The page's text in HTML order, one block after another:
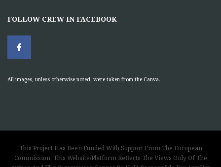
FOLLOW CREW IN FACEBOOK
All images, unless otherwise noted, were taken from the Canva.
This Project Has Been Funded With Support From The European
Commission. This Website/Platform Reflects The Views Only Of The